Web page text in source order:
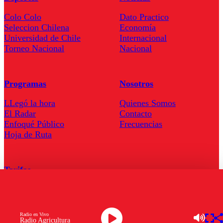
Radio Agricultura
Radio en Vivo
Colo Colo
Seleccion Chilena
Universidad de Chile
Torneo Nacional
Dato Practico
Economía
Internacional
Nacional
Programas
LLegó la hora
El Radar
Enfoqué Público
Hoja de Ruta
Nosotros
Quienes Somos
Contacto
Frecuencias
Tarifas